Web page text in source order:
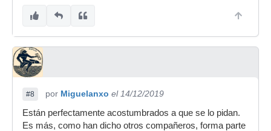
#8 por Miguelanxo el 14/12/2019
Están perfectamente acostumbrados a que se lo pidan.
Es más, como han dicho otros compañeros, forma parte